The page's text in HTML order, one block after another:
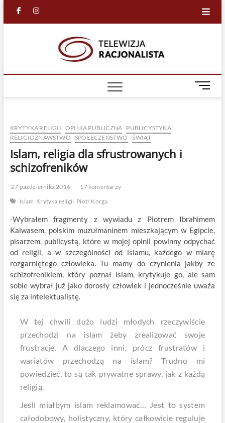
facebook
in
M
e
KRYTYKA RELIGII OPINIA PUBLICZNA PUBLICYSTYKA
RELIGIOZNAWSTWO SPOŁECZEŃSTWO ŚWIAT
Islam, religia dla sfrustrowanych i
schizofreników
27 października 2016
17 komentarzy
islam Krytyka religii Piotr Korga
-Wybrałem fragmenty z wywiadu z Piotrem Ibrahimem
Kalwasem, polskim muzułmaninem mieszkającym w Egipcie,
pisarzem, publicystą, które w mojej opinii powinny odpychać
od religii, a w szczególności od islamu, każdego w miarę
rozgarniętego człowieka. Tu mamy do czynienia jakby ze
schizofrenikiem, który poznał islam, krytykuje go, ale sam
sobie wybrał już jako dorosły człowiek i jednocześnie uważa
się za intelektualistę.
W tej chwili dużo ludzi młodych rzeczywiście
przechodzi na islam żeby zrealizować swoje
frustracje. A dlaczego inni, prócz frustratów i
wariatów przechodzą na islam? Trudno mi
powiedzieć, to są tak prywatne sprawy, jak z każdą
religią.
Jeśli miałbym islam reklamować… Jest to system
całodobowy, holistyczny, który całkowicie reguluje